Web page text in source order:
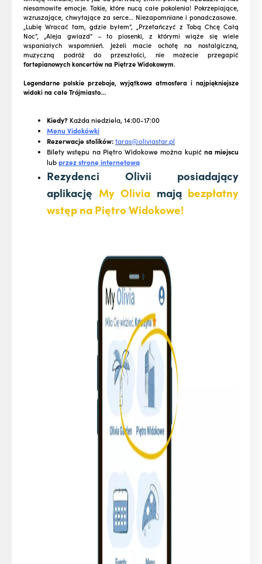
niesamowite emocje. Takie, które nucą całe pokolenia! Pokrzepiające,
wzruszające, chwytające za serce… Niezapomniane i ponadczasowe.
„Lubię Wracać tam, gdzie byłem”, „Przetańczyć z Tobą Chcę Całą
Noc”, „Aleja gwiazd” – to piosenki, z którymi wiąże się wiele
wspaniałych wspomnień. Jeżeli macie ochotę na nostalgiczną,
muzyczną podróż do przeszłości, nie możecie przegapić
fortepianowych koncertów na Piętrze Widokowym.
Legendarne polskie przeboje, wyjątkowa atmosfera i najpiękniejsze
widoki na całe Trójmiasto…
Kiedy? Każda niedziela, 14:00-17:00
Menu Vidokówki
Rezerwacje stolików:taras@oliviastar.pl
Bilety wstępu na Piętro Widokowe można kupić na miejscu
lubprzez stronę internetową
Rezydenci Olivii posiadający
aplikację My Olivia mają bezpłatny
wstęp na Piętro Widokowe!